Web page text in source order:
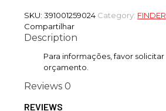
SKU: 391001259024 Category: FINDER
Compartilhar
Description
Para informações, favor solicitar
orçamento.
Reviews 0
REVIEWS